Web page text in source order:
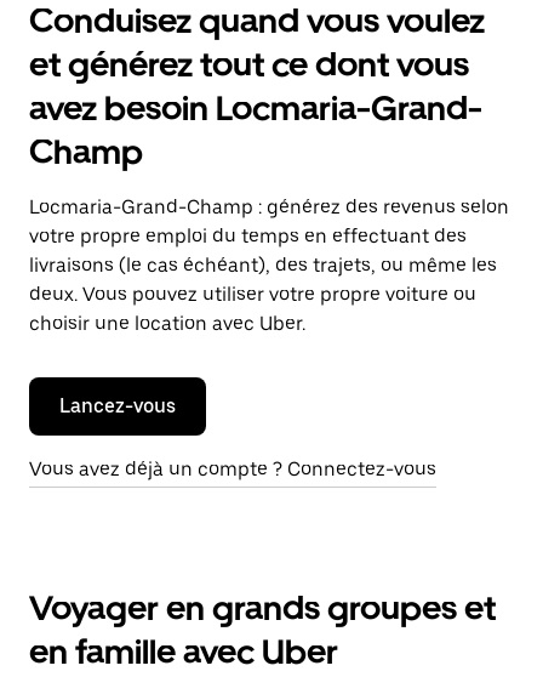
Conduisez quand vous voulez
et générez tout ce dont vous
avez besoin Locmaria-Grand-
Champ
Locmaria-Grand-Champ : générez des revenus selon
votre propre emploi du temps en effectuant des
livraisons (le cas échéant), des trajets, ou même les
deux. Vous pouvez utiliser votre propre voiture ou
choisir une location avec Uber.
Lancez-vous
Vous avez déjà un compte ? Connectez-vous
Voyager en grands groupes et
en famille avec Uber